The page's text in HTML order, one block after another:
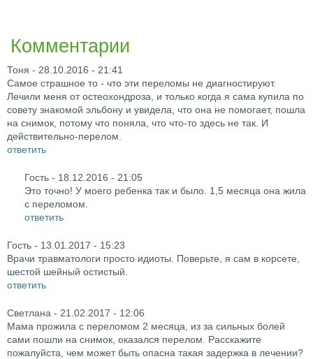
Комментарии
Тоня - 28.10.2016 - 21:41
Самое страшное то - что эти переломы не диагностируют.
Лечили меня от остеохондроза, и только когда я сама купила по
совету знакомой эльбону и увидела, что она не помогает, пошла
на снимок, потому что поняла, что что-то здесь не так. И
действительно-перелом.
ответить
Гость - 18.12.2016 - 21:05
Это точно! У моего ребенка так и было. 1,5 месяца она жила
с переломом.
ответить
Гость - 13.01.2017 - 15:23
Врачи травматологи просто идиоты. Поверьте, я сам в корсете,
шестой шейный остистый.
ответить
Светлана - 21.02.2017 - 12:06
Мама прожила с переломом 2 месяца, из за сильных болей
сами пошли на снимок, оказался перелом. Расскажите
пожалуйста, чем может быть опасна такая задержка в лечении?